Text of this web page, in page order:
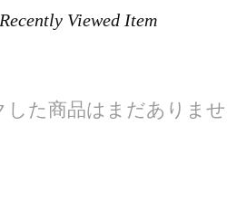
Recently Viewed Item
た商品はまだありませ